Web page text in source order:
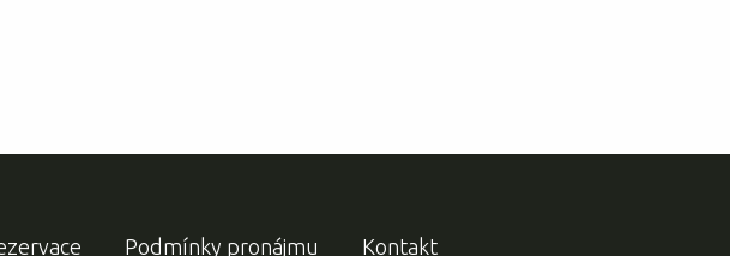
Podmínky pronájmu Kontakt